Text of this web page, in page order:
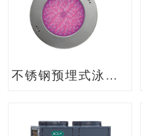
不锈钢预埋式泳池灯